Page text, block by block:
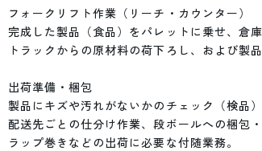
フォークリフト作業（リーチ・カウンター）
完成した製品（食品）をパレットに乗せ、倉
トラックからの原材料の荷下ろし、および製
出荷準備・梱包
製品にキズや汚れがないかのチェック（検品）
配送先ごとの仕分け作業、段ボールへの梱包・
ラップ巻きなどの出荷に必要な付随業務。